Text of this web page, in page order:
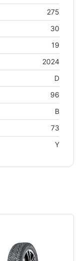
275
30
19
2024
D
96
B
73
Y